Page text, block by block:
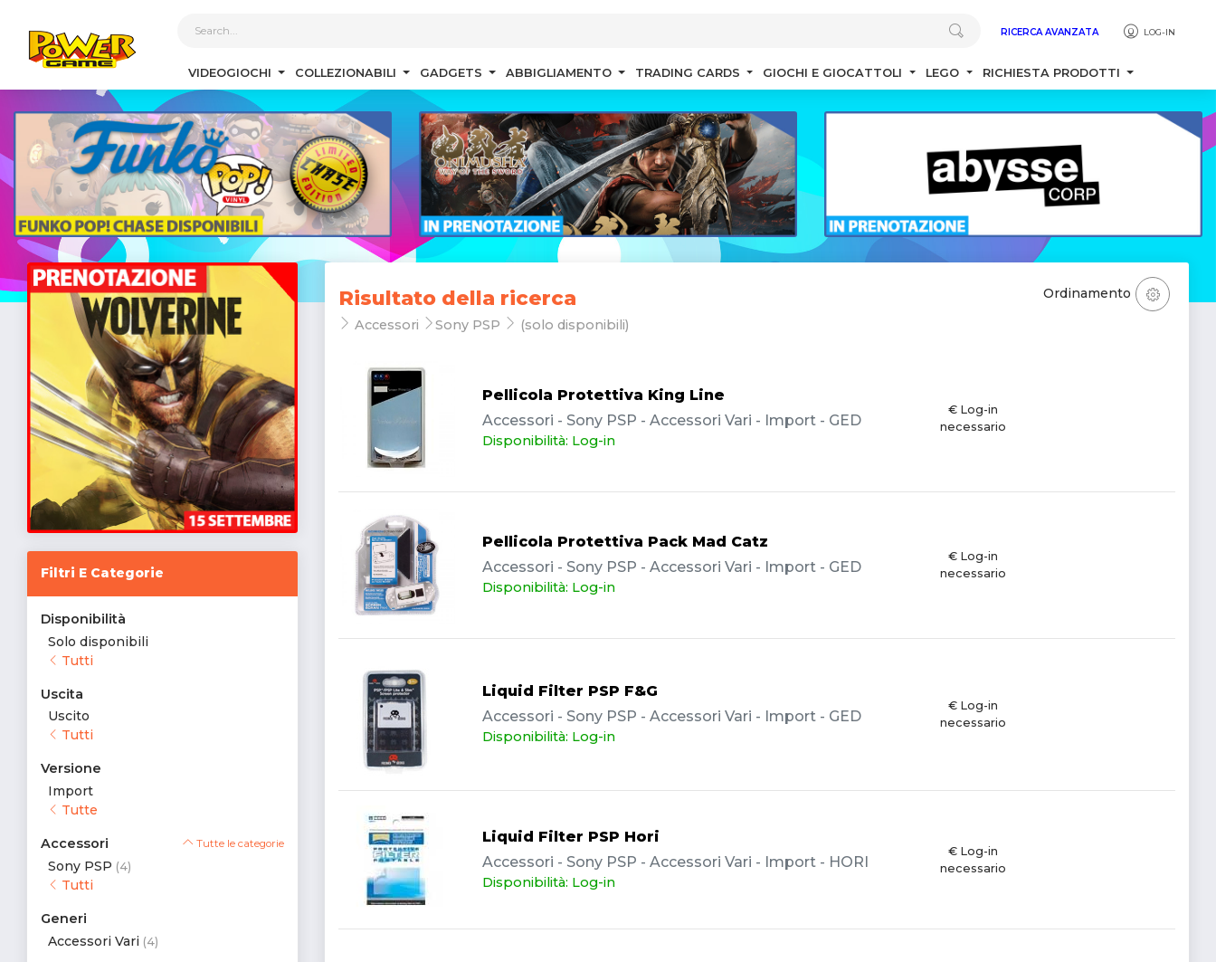
RICERCA AVANZATA LOG-IN
VIDEOGIOCHI COLLEZIONABILI GADGETS ABBIGLIAMENTO TRADING CARDS GIOCHI E GIOCATTOLI LEGO RICHIESTA PRODOTTI
Filtri E Categorie
Disponibilità
Solo disponibili
Tutti
Uscita
Uscito
Tutti
Versione
Import
Tutte
Accessori Tutte le categorie
Sony PSP (4)
Tutti
Generi
Accessori Vari (4)
Risultato della ricerca
Accessori Sony PSP (solo disponibili)
Ordinamento
Pellicola Protettiva King Line
Accessori - Sony PSP - Accessori Vari - Import - GED
Disponibilità: Log-in
€ Log-in
necessario
Pellicola Protettiva Pack Mad Catz
Accessori - Sony PSP - Accessori Vari - Import - GED
Disponibilità: Log-in
€ Log-in
necessario
Liquid Filter PSP F&G
Accessori - Sony PSP - Accessori Vari - Import - GED
Disponibilità: Log-in
€ Log-in
necessario
Liquid Filter PSP Hori
Accessori - Sony PSP - Accessori Vari - Import - HORI
Disponibilità: Log-in
€ Log-in
necessario